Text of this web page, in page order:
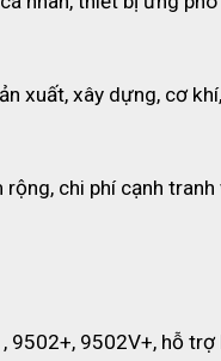
giúp bạn dễ chịu
xuất, xây dựng, cơ
chi phí cạnh
9502+, 9502V+, hỗ